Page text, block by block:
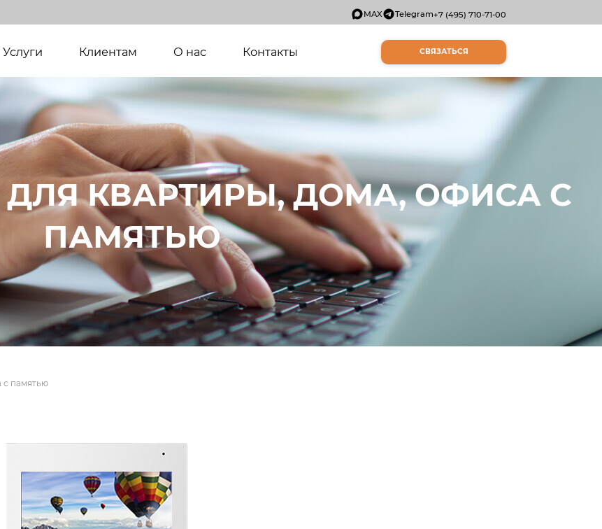
MAX Telegram+7 (495) 710-71-00
Услуги(current)Клиентам О нас Контакты СВЯЗАТЬСЯ
КВАРТИРЫ, ДОМА, ОФИСА С
ПАМЯТЬЮ
с памятью